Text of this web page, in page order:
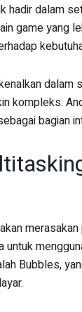
hadir dalam
game yang
dalam
kompleks.
bagian
untuk
Bubbles,